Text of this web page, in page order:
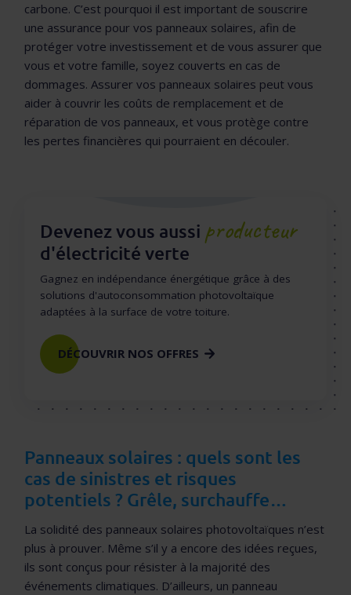
carbone. C’est pourquoi il est important de souscrire
une assurance pour vos panneaux solaires, afin de
protéger votre investissement et de vous assurer que
vous et votre famille, soyez couverts en cas de
dommages. Assurer vos panneaux solaires peut vous
aider à couvrir les coûts de remplacement et de
réparation de vos panneaux, et vous protège contre
les pertes financières qui pourraient en découler.
Devenez vous aussi producteur
d'électricité verte
Gagnez en indépendance énergétique grâce à des
solutions d'autoconsommation photovoltaïque
adaptées à la surface de votre toiture.
DÉCOUVRIR NOS OFFRES
Panneaux solaires : quels sont les
cas de sinistres et risques
potentiels ? Grêle, surchauffe…
La solidité des panneaux solaires photovoltaïques n’est
plus à prouver. Même s’il y a encore des idées reçues,
ils sont conçus pour résister à la majorité des
événements climatiques. D’ailleurs, un panneau